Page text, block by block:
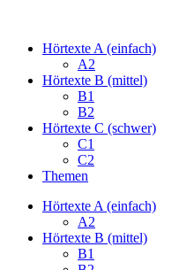
Hörtexte A (einfach)
A2
Hörtexte B (mittel)
B1
B2
Hörtexte C (schwer)
C1
C2
Themen
Hörtexte A (einfach)
A2
Hörtexte B (mittel)
B1